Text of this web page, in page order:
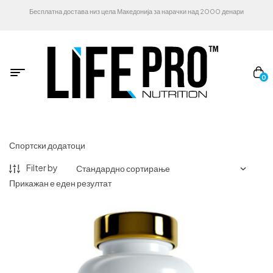
Бесплатна достава низ цела Македонија за нарачки над 2000 денари
0
Спортски додатоци
Filter by
Прикажан е еден резултат